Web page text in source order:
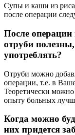
Супы и каши из
после операции
После
отруби
употреблять?
Отруби можно
операции, т.е. в
Теоретически
опыту больных
Когда можно
них придется